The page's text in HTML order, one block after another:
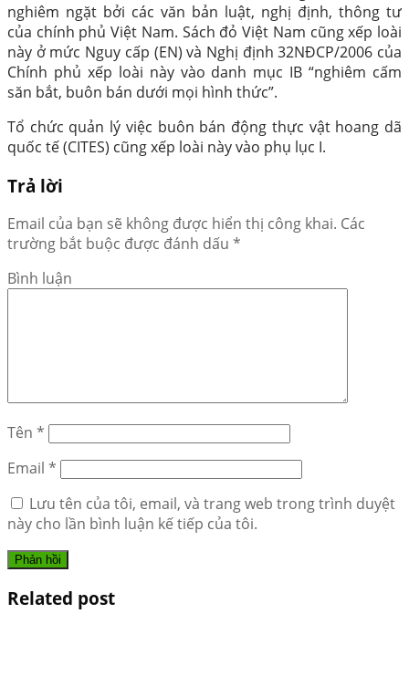
nghiêm ngặt bởi các văn bản luật, nghị định, thông tư
của chính phủ Việt Nam. Sách đỏ Việt Nam cũng xếp loài
này ở mức Nguy cấp (EN) và Nghị định 32NĐCP/2006 của
Chính phủ xếp loài này vào danh mục IB “nghiêm cấm
săn bắt, buôn bán dưới mọi hình thức”.
Tổ chức quản lý việc buôn bán động thực vật hoang dã
quốc tế (CITES) cũng xếp loài này vào phụ lục I.
Trả lời
Email của bạn sẽ không được hiển thị công khai. Các
trường bắt buộc được đánh dấu *
Bình luận
Tên *
Email *
Lưu tên của tôi, email, và trang web trong trình duyệt
này cho lần bình luận kế tiếp của tôi.
Related post